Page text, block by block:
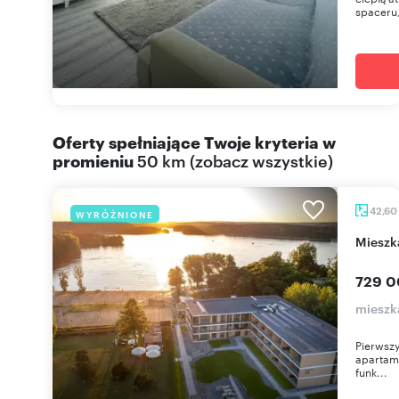
Oferty spełniające Twoje kryteria w
promieniu50 km (zobacz wszystkie)
WYRÓŻNIONE 42,60
729
funk...